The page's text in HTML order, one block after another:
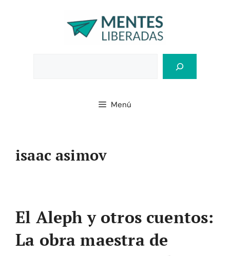
Menú
isaac asimov
El Aleph y otros cuentos:
La obra maestra de